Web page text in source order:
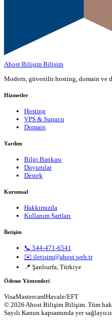
Ahost Bilişim Bilişim
Modern, güvenilir hosting, domain ve
Hizmetler
Hosting
VPS & Sunucu
Domain
Yardım
Bilgi Bankası
Duyurular
Destek
Kurumsal
Hakkımızda
Kullanım Şartları
İletişim
📞 544-471-6541
✉️ iletisim@ahost.web.tr
📍 Şanlıurfa, Türkiye
Ödeme Yöntemleri
VisaMastercardHavale/EFT
© 2026 Ahost Bilişim Bilişim. Tüm
Sayılı Kanun kapsamında yer